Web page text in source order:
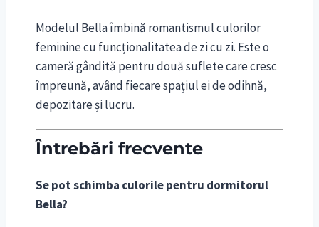
Modelul Bella îmbină romantismul culorilor
feminine cu funcționalitatea de zi cu zi. Este o
cameră gândită pentru două suflete care cresc
împreună, având fiecare spațiul ei de odihnă,
depozitare și lucru.
Întrebări frecvente
Se pot schimba culorile pentru dormitorul
Bella?